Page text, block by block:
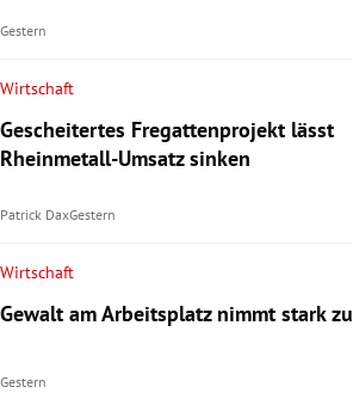
Gestern
Wirtschaft
Gescheitertes Fregattenprojekt lässt
Rheinmetall-Umsatz sinken
Patrick DaxGestern
Wirtschaft
Gewalt am Arbeitsplatz nimmt stark zu
Gestern